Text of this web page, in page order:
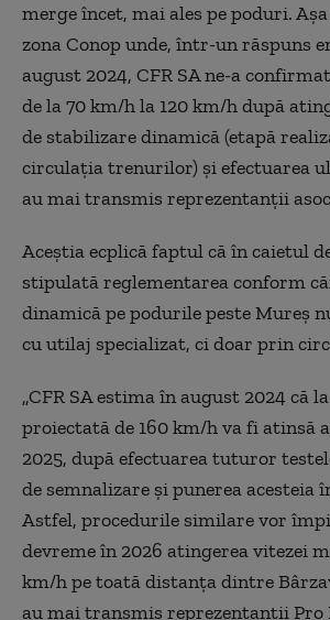
merge încet, mai ales pe poduri.
zona Conop unde, într-un răspuns
august 2024, CFR SA ne-a
de la 70 km/h la 120 km/h după
de stabilizare dinamică (etapă
circulaţia trenurilor) şi efectuarea
au mai transmis reprezentanţii
Aceştia ecplică faptul că în caietul
stipulată reglementarea conform
dinamică pe podurile peste Mureş
cu utilaj specializat, ci doar prin
„CFR SA estima în august 2024 că
proiectată de 160 km/h va fi atinsă
2025, după efectuarea tuturor
de semnalizare şi punerea acesteia
Astfel, procedurile similare vor
devreme în 2026 atingerea vitezei
km/h pe toată distanţa dintre
au mai transmis reprezentanţii